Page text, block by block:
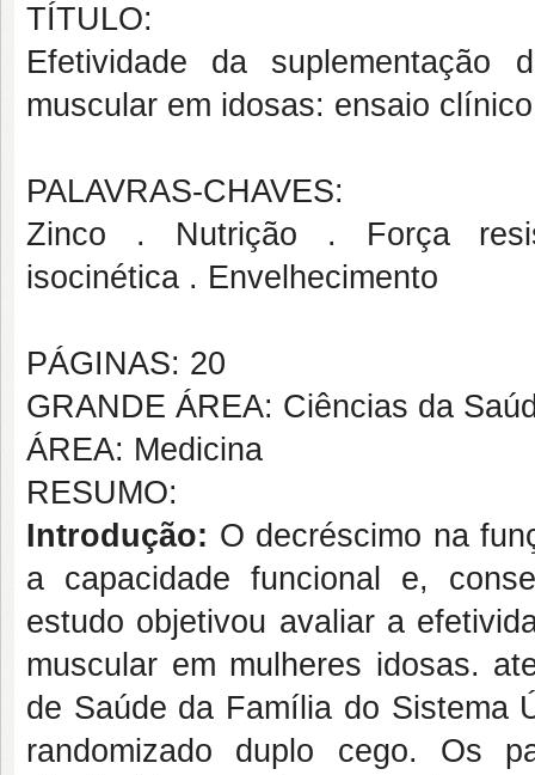
TÍTULO:
Efetividade da
muscular em idosas: ensaio
PALAVRAS-CHAVES:
Zinco . Nutrição . Força
isocinética . Envelhecimento
PÁGINAS: 20
GRANDE ÁREA: Ciências da
ÁREA: Medicina
RESUMO:
Introdução: O decréscimo na
a capacidade funcional e,
estudo objetivou avaliar a
muscular em mulheres idosas.
de Saúde da Família do Sistema
randomizado duplo cego. Os